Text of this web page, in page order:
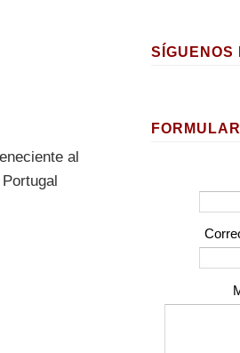
al
SÍGUENOS